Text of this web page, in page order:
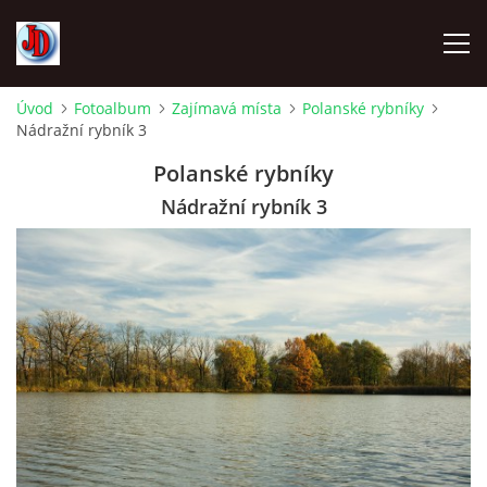
ÚVOD
Z CEST
NÁVŠTĚVNÍ KNIHA
OSTRAVICE SRAZY
Úvod Fotoalbum Zajímavá místa
Polanské rybníky
Nádražní rybník 3
Polanské rybníky
Nádražní rybník 3